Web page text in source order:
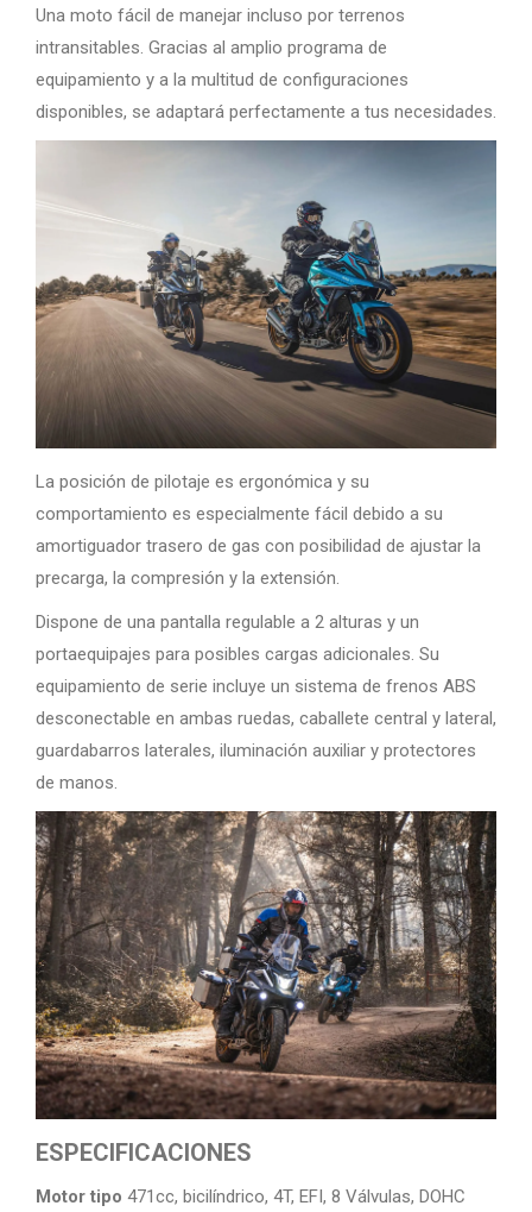
Una moto fácil de manejar incluso por terrenos
intransitables. Gracias al amplio programa de
equipamiento y a la multitud de configuraciones
disponibles, se adaptará perfectamente a tus necesidades.
La posición de pilotaje es ergonómica y su
comportamiento es especialmente fácil debido a su
amortiguador trasero de gas con posibilidad de ajustar la
precarga, la compresión y la extensión.
Dispone de una pantalla regulable a 2 alturas y un
portaequipajes para posibles cargas adicionales. Su
equipamiento de serie incluye un sistema de frenos ABS
desconectable en ambas ruedas, caballete central y lateral,
guardabarros laterales, iluminación auxiliar y protectores
de manos.
ESPECIFICACIONES
Motor tipo 471cc, bicilíndrico, 4T, EFI, 8 Válvulas, DOHC